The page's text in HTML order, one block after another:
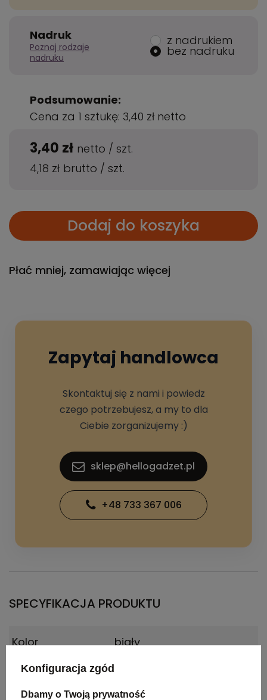
Nadruk
Poznaj rodzaje
nadruku
z nadrukiem
bez nadruku
Podsumowanie:
Cena za 1 sztukę: 3,40 zł netto
3,40 zł netto / szt.
4,18 zł brutto / szt.
Dodaj do koszyka
Płać mniej, zamawiając więcej
Zapytaj handlowca
Skontaktuj się z nami i powiedz
czego potrzebujesz, a my to dla
Ciebie zorganizujemy :)
sklep@hellogadzet.pl
+48 733 367 006
SPECYFIKACJA PRODUKTU
Kolor biały
Materiał
Konfiguracja zgód
Dbamy o Twoją prywatność